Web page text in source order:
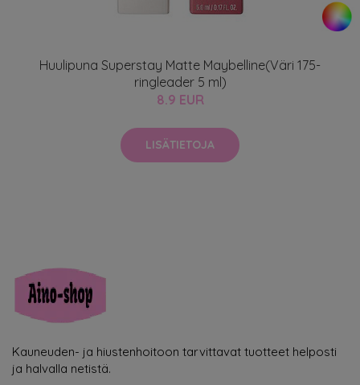
Huulipuna Superstay Matte Maybelline(Väri 175-
ringleader 5 ml)
8.9 EUR
LISÄTIETOJA
Kauneuden- ja hiustenhoitoon tarvittavat tuotteet helposti
ja halvalla netistä.